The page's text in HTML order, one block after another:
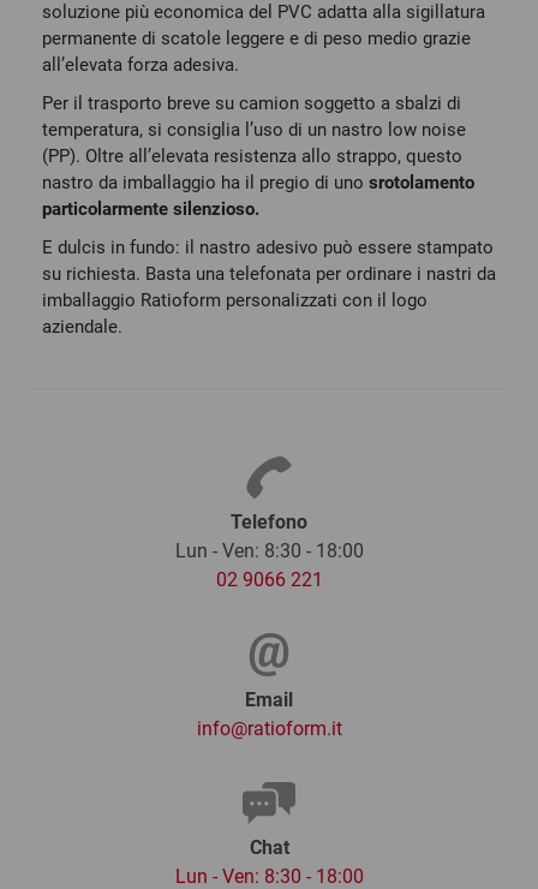
soluzione più economica del PVC adatta alla sigillatura
permanente di scatole leggere e di peso medio grazie
all’elevata forza adesiva.
Per il trasporto breve su camion soggetto a sbalzi di
temperatura, si consiglia l’uso di un nastro low noise
(PP). Oltre all’elevata resistenza allo strappo, questo
nastro da imballaggio ha il pregio di uno srotolamento
particolarmente silenzioso.
E dulcis in fundo: il nastro adesivo può essere stampato
su richiesta. Basta una telefonata per ordinare i nastri da
imballaggio Ratioform personalizzati con il logo
aziendale.
Telefono
Lun - Ven: 8:30 - 18:00
02 9066 221
Email
info@ratioform.it
Chat
Lun - Ven: 8:30 - 18:00